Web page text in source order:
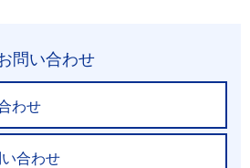
問い合わせ
わせ
合わせ